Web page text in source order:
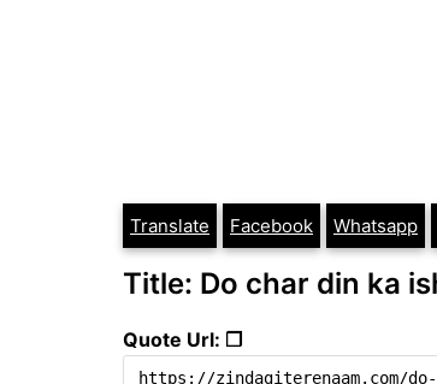
Translate Facebook Whatsapp
Title: Do char din ka
Quote Url: ❐